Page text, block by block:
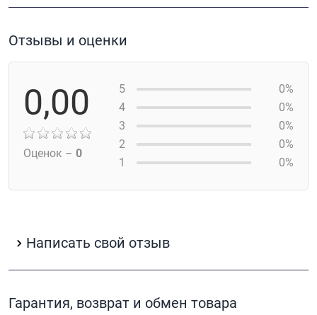
Отзывы и оценки
0,00
Оценок – 0
5
0%
4
0%
3
0%
2
0%
1
0%
Написать свой отзыв
Гарантия, возврат и обмен товара